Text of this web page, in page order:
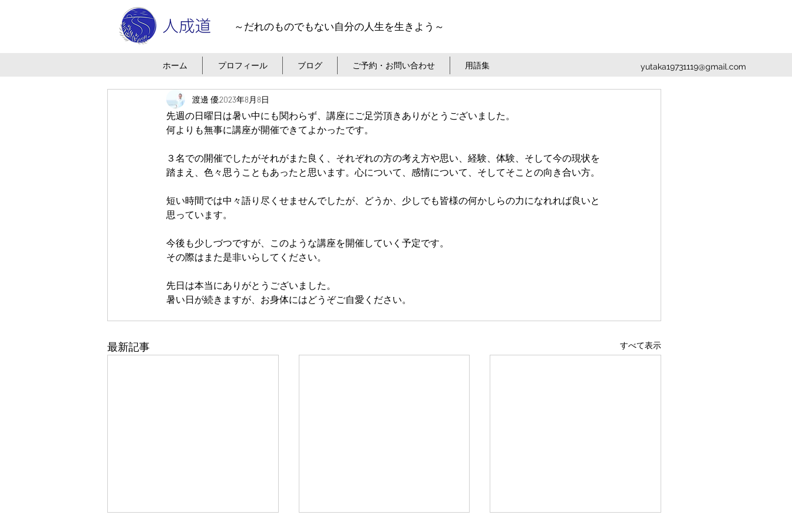
～だれのものでもない自分の人生を生きよう～
ホーム プロフィール ブログ ご予約・お問い合わせ 用語集 yutaka19731119@gmail.com
渡邊 優2023年8月8日
先週の日曜日は暑い中にも関わらず、講座にご足労頂きありがとうございました。
何よりも無事に講座が開催できてよかったです。
３名での開催でしたがそれがまた良く、それぞれの方の考え方や思い、経験、体験、そして今の現状を
踏まえ、色々思うこともあったと思います。心について、感情について、そしてそことの向き合い方。
短い時間では中々語り尽くせませんでしたが、どうか、少しでも皆様の何かしらの力になれれば良いと
思っています。
今後も少しづつですが、このような講座を開催していく予定です。
その際はまた是非いらしてください。
先日は本当にありがとうございました。
暑い日が続きますが、お身体にはどうぞご自愛ください。
最新記事 すべて表示